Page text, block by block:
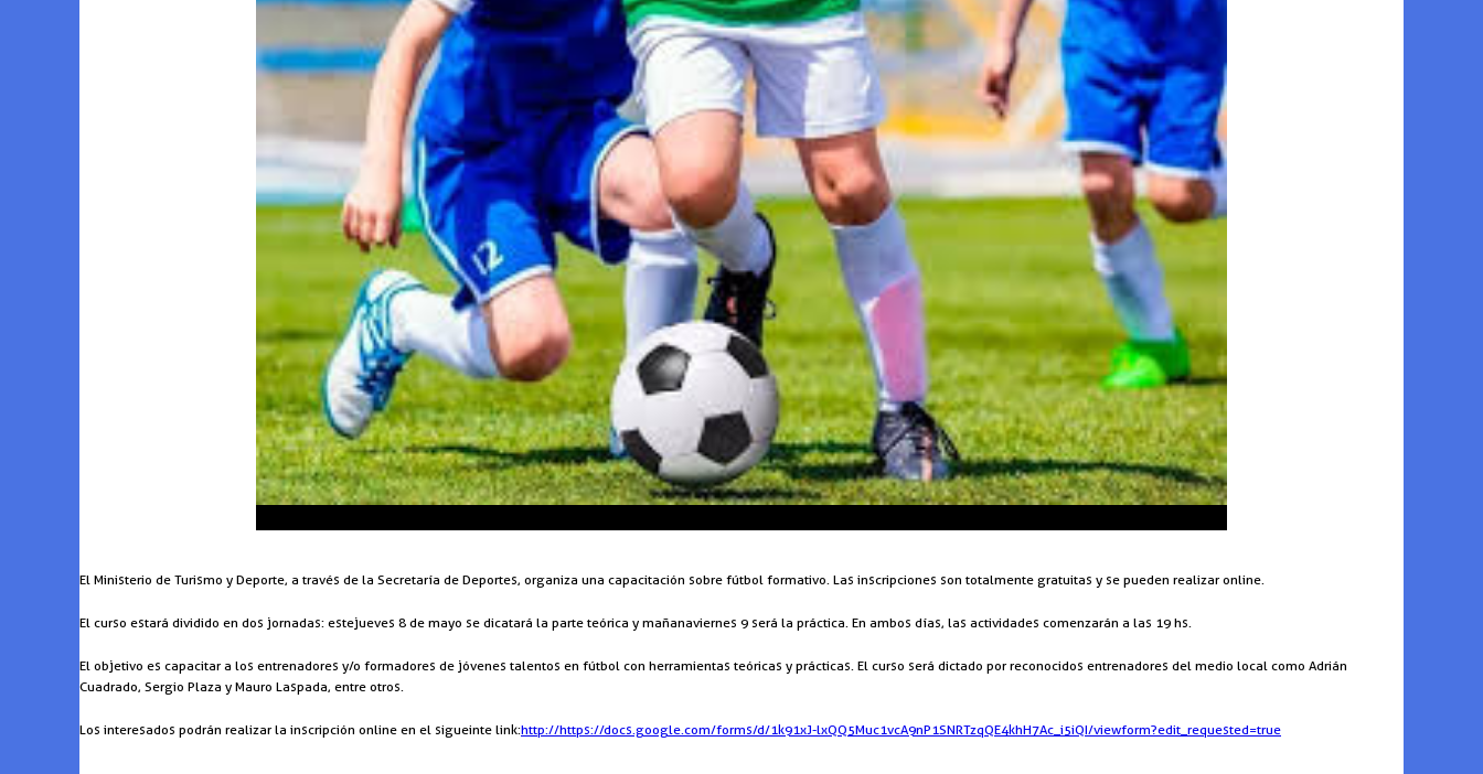
El Ministerio de Turismo y Deporte, a través de la Secretaría de Deportes, organiza una capacitación sobre fútbol formativo. Las inscripciones son totalmente gratuitas y se pueden realizar online.
El curso estará dividido en dos jornadas: este jueves 8 de mayo se dicatará la parte teórica y mañana viernes 9 será la práctica. En ambos días, las actividades comenzarán a las 19 hs.
El objetivo es capacitar a los entrenadores y/o formadores de jóvenes talentos en fútbol con herramientas teóricas y prácticas. El curso será dictado por reconocidos entrenadores del medio local como Adrián
Cuadrado, Sergio Plaza y Mauro Laspada, entre otros.
Los interesados podrán realizar la inscripción online en el sigueinte link:http://https://docs.google.com/forms/d/1k91xJ-lxQQ5Muc1vcA9nP1SNRTzqQE4khH7Ac_i5iQI/viewform?edit_requested=true